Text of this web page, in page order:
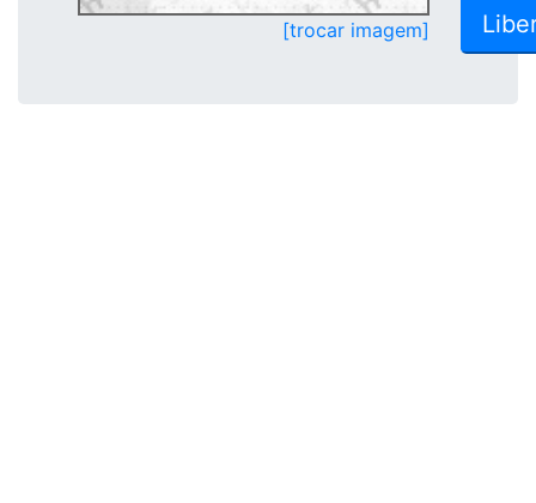
[trocar imagem]